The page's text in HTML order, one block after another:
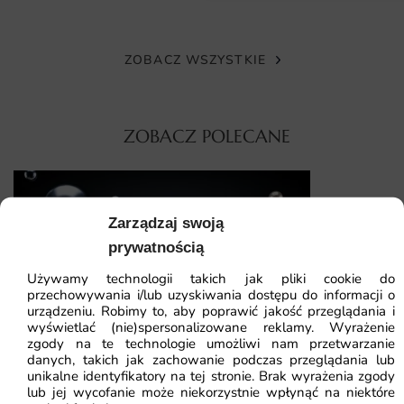
Zarządzaj swoją
prywatnością
Używamy technologii takich jak pliki cookie do
przechowywania i/lub uzyskiwania dostępu do informacji o
urządzeniu. Robimy to, aby poprawić jakość przeglądania i
wyświetlać (nie)spersonalizowane reklamy. Wyrażenie
zgody na te technologie umożliwi nam przetwarzanie
danych, takich jak zachowanie podczas przeglądania lub
unikalne identyfikatory na tej stronie. Brak wyrażenia zgody
lub jej wycofanie może niekorzystnie wpłynąć na niektóre
unikniesz docinania, a kompozycja zachowa właściwe
do tapet flizelinowych nakładany na ścianę. Pasy są
oznaczone w kolejności, co skraca czas pracy nawet
początkującym.
Dlaczego warto wybrać tę fototapetę
Fototapeta Podróż w Czasie to inwestycja w wnętrze o
wyrazistym charakterze, które przyciąga wzrok i zapada w
pamięć. Pozwala szybko odmienić aranżację bez
generalnego remontu.
możliwość czyszczenia wilgotną ściereczką
ZOBACZ WSZYSTKIE
ZOBACZ POLECANE
Fototapeta Metaliczny Plusk
41.93zł
Najniższa cena